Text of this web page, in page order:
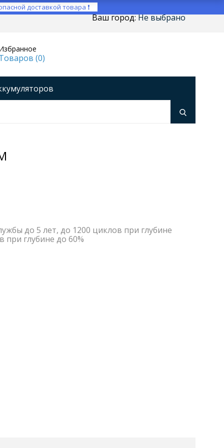
доставкой товара ❗
Ваш город:Не выбрано
(0)
до 5 лет, до 1200 циклов при глубине
при глубине до 60%